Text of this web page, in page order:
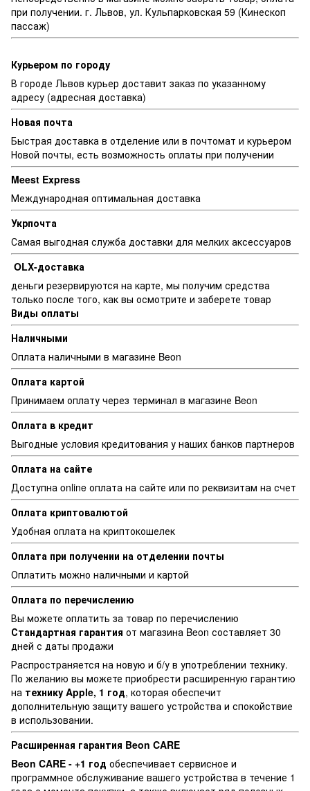
при получении. г. Львов, ул. Кульпарковская 59 (Кинескоп
пассаж)
Курьером по городу
В городе Львов курьер доставит заказ по указанному
адресу (адресная доставка)
Новая почта
Быстрая доставка в отделение или в почтомат и курьером
Новой почты, есть возможность оплаты при получении
Meest Express
Международная оптимальная доставка
Укрпочта
Самая выгодная служба доставки для мелких аксессуаров
OLX-доставка
деньги резервируются на карте, мы получим средства
только после того, как вы осмотрите и заберете товар
Виды оплаты
Наличными
Оплата наличными в магазине Beon
Оплата картой
Принимаем оплату через терминал в магазине Beon
Оплата в кредит
Выгодные условия кредитования у наших банков партнеров
Оплата на сайте
Доступна online оплата на сайте или по реквизитам на счет
Оплата криптовалютой
Удобная оплата на криптокошелек
Оплата при получении на отделении почты
Оплатить можно наличными и картой
Оплата по перечислению
Вы можете оплатить за товар по перечислению
Стандартная гарантия от магазина Beon составляет 30
дней с даты продажи
Распространяется на новую и б/у в употреблении технику.
По желанию вы можете приобрести расширенную гарантию
на технику Apple, 1 год, которая обеспечит
дополнительную защиту вашего устройства и спокойствие
в использовании.
Расширенная гарантия Beon CARE
Beon CARE - +1 год обеспечивает сервисное и
программное обслуживание вашего устройства в течение 1